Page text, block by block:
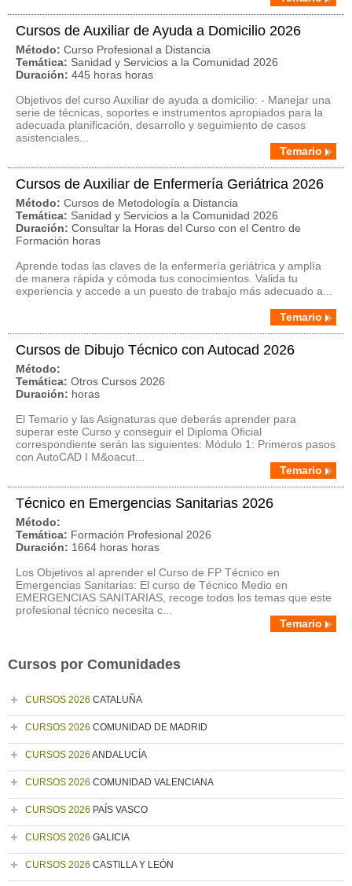
Cursos de Auxiliar de Ayuda a Domicilio 2026
Método: Curso Profesional a Distancia
Temática: Sanidad y Servicios a la Comunidad 2026
Duración: 445 horas horas
Objetivos del curso Auxiliar de ayuda a domicilio: - Manejar una
serie de técnicas, soportes e instrumentos apropiados para la
adecuada planificación, desarrollo y seguimiento de casos
asistenciales...
Temario
Cursos de Auxiliar de Enfermería Geriátrica 2026
Método: Cursos de Metodología a Distancia
Temática: Sanidad y Servicios a la Comunidad 2026
Duración: Consultar la Horas del Curso con el Centro de
Formación horas
Aprende todas las claves de la enfermería geriátrica y amplía
de manera rápida y cómoda tus conocimientos. Valida tu
experiencia y accede a un puesto de trabajo más adecuado a...
Temario
Cursos de Dibujo Técnico con Autocad 2026
Método:
Temática: Otros Cursos 2026
Duración: horas
El Temario y las Asignaturas que deberás aprender para
superar este Curso y conseguir el Diploma Oficial
correspondiente serán las siguientes: Módulo 1: Primeros pasos
con AutoCAD I M&oacut...
Temario
Técnico en Emergencias Sanitarias 2026
Método:
Temática: Formación Profesional 2026
Duración: 1664 horas horas
Los Objetivos al aprender el Curso de FP Técnico en
Emergencias Sanitarias: El curso de Técnico Medio en
EMERGENCIAS SANITARIAS, recoge todos los temas que este
profesional técnico necesita c...
Temario
Cursos por Comunidades
CURSOS 2026 CATALUÑA
CURSOS 2026 COMUNIDAD DE MADRID
CURSOS 2026 ANDALUCÍA
CURSOS 2026 COMUNIDAD VALENCIANA
CURSOS 2026 PAÍS VASCO
CURSOS 2026 GALICIA
CURSOS 2026 CASTILLA Y LEÓN